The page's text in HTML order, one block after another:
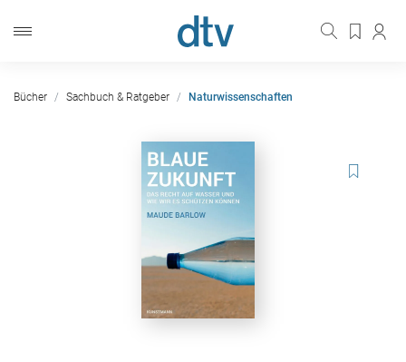
Bücher Sachbuch & Ratgeber Naturwissenschaften